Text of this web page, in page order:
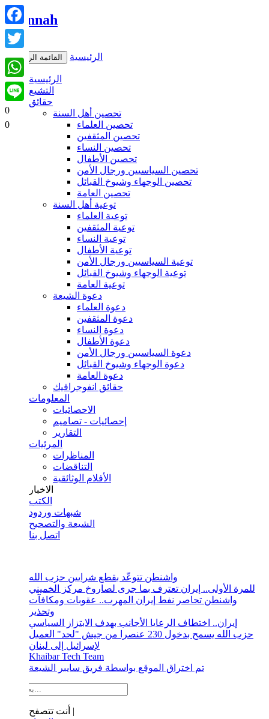
القائمة الرئيسية الرئيسية
الرئيسية
التشيع
حقائق
تحصين أهل السنة
تحصين العلماء
تحصين المثقفين
تحصين النساء
تحصين الأطفال
تحصين السياسيين ورجال الأمن
تحصين الوجهاء وشيوخ القبائل
تحصين العامة
توعية أهل السنة
توعية العلماء
توعية المثقفين
توعية النساء
توعية الأطفال
توعية السياسيين ورجال الأمن
توعية الوجهاء وشيوخ القبائل
توعية العامة
دعوة الشيعة
دعوة العلماء
دعوة المثقفين
دعوة النساء
دعوة الأطفال
دعوة السياسيين ورجال الأمن
دعوة الوجهاء وشيوخ القبائل
دعوة العامة
حقائق انفوجرافيك
المعلومات
الاحصائيات
إحصائيات - تصاميم
التقارير
المرئيات
المناظرات
التناقضات
الأفلام الوثائقية
الاخبار
الكتب
شبهات وردود
الشيعة والتصحيح
اتصل بنا
واشنطن تتوعّد بقطع شرايين حزب الله
للمرة الأولى.. إيران تعترف بما جرى لصاروخ مركز الخميني
واشنطن تحاصر نفط إيران المهرب.. عقوبات ومكافآت
وتحذير
إيران.. اختطاف الرعايا الأجانب بهدف الابتزاز السياسي
حزب الله يسمح بدخول 230 عنصرا من جيش "لحد" العميل
لإسرائيل إلى لبنان
Khaibar Tech Team
تم اختراق الموقع بواسطة فريق سايبر الشيعة
أنت تتصفح |
WhatsApp
Line
0
0